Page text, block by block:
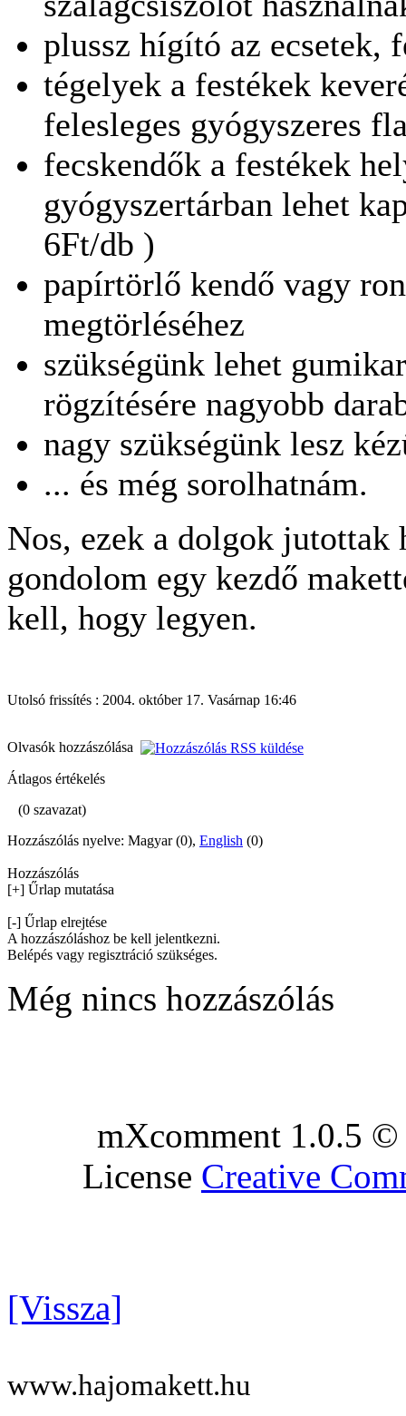
plussz hígító az ecsetek,
tégelyek a festékek
felesleges gyógyszeres
fecskendők a festékek
gyógyszertárban lehet
6Ft/db )
papírtörlő kendő vagy
megtörléséhez
szükségünk lehet
rögzítésére nagyobb
nagy szükségünk lesz
... és még sorolhatnám.
Nos, ezek a dolgok jutottak
gondolom egy kezdő
kell, hogy legyen.
Utolsó frissítés : 2004. október 17. Vasárnap 16:46
Olvasók hozzászólása
Átlagos értékelés
(0 szavazat)
Hozzászólás nyelve: Magyar (0), English (0)
Hozzászólás
[+] Űrlap mutatása
[-] Űrlap elrejtése
A hozzászóláshoz be kell jelentkezni.
Belépés vagy regisztráció szükséges.
Még nincs hozzászólás
mXcomment 1.0.5
License Creative
[Vissza]
www.hajomakett.hu